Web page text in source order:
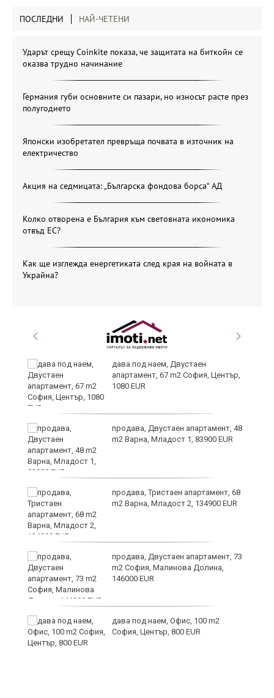
ПОСЛЕДНИ НАЙ-ЧЕТЕНИ
Ударът срещу Coinkite показа, че защитата на биткойн се
оказва трудно начинание
Германия губи основните си пазари, но износът расте през
полугодието
Японски изобретател превръща почвата в източник на
електричество
Акция на седмицата: „Българска фондова борса“ АД
Колко отворена е България към световната икономика
отвъд ЕС?
Как ще изглежда енергетиката след края на войната в
Украйна?
дава под наем, Двустаен
апартамент, 67 m2 София, Център,
1080 EUR
продава, Двустаен апартамент, 48
m2 Варна, Младост 1, 83900 EUR
продава, Тристаен апартамент, 68
m2 Варна, Младост 2, 134900 EUR
продава, Двустаен апартамент, 73
m2 София, Малинова Долина,
146000 EUR
дава под наем, Офис, 100 m2
София, Център, 800 EUR